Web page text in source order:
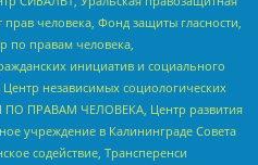
человека, Фонд защиты гласности,
по правам человека,
инициатив и социального
Центр независимых социологических
ПО ПРАВАМ ЧЕЛОВЕКА, Центр развития
учреждение в Калининграде Совета
содействие, Трансперенси